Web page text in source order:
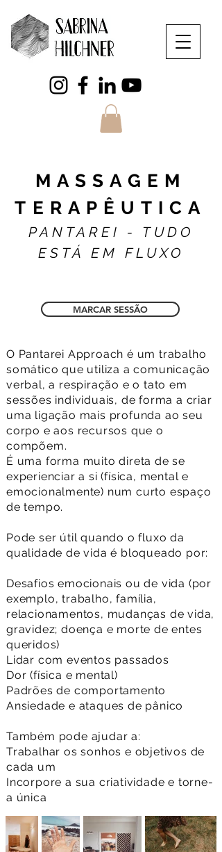
MASSAGEM
TERAPÊUTICA
PANTAREI - TUDO
ESTÁ EM FLUXO
O Pantarei Approach é um trabalho
somático que utiliza a comunicação
verbal, a respiração e o tato em
sessões individuais, de forma a criar
uma ligação mais profunda ao seu
corpo e aos recursos que o
compõem.
É uma forma muito direta de se
experienciar a si (física, mental e
emocionalmente) num curto espaço
de tempo.
Pode ser útil quando o fluxo da
qualidade de vida é bloqueado por:
Desafios emocionais ou de vida (por
exemplo, trabalho, família,
relacionamentos, mudanças de vida,
gravidez; doença e morte de entes
queridos)
Lidar com eventos passados
Dor (física e mental)
Padrões de comportamento
Ansiedade e ataques de pânico
Também pode ajudar a:
Trabalhar os sonhos e objetivos de
cada um
Incorpore a sua criatividade e torne-
a única
MARCAR SESSÃO